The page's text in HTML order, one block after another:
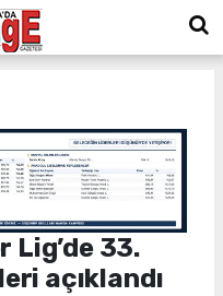
Lig’de 33.
açıklandı